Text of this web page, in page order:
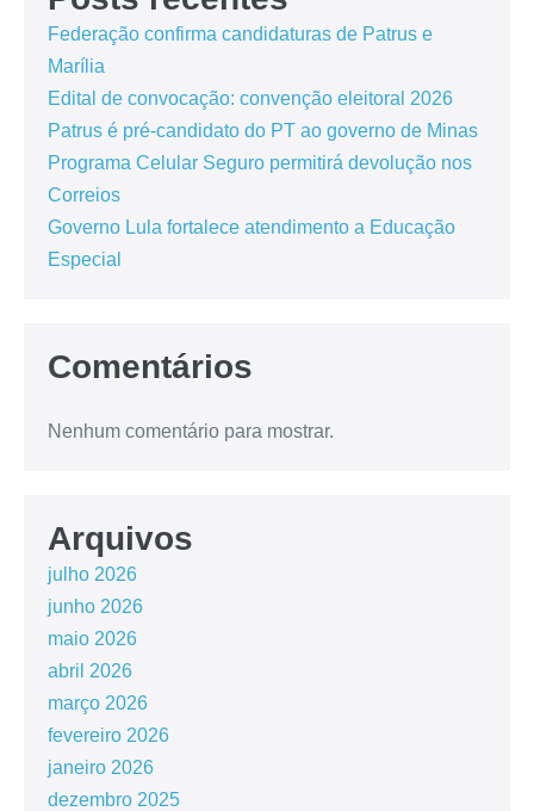
Federação confirma candidaturas de Patrus e
Marília
Edital de convocação: convenção eleitoral 2026
Patrus é pré-candidato do PT ao governo de Minas
Programa Celular Seguro permitirá devolução nos
Correios
Governo Lula fortalece atendimento a Educação
Especial
Comentários
Nenhum comentário para mostrar.
Arquivos
julho 2026
junho 2026
maio 2026
abril 2026
março 2026
fevereiro 2026
janeiro 2026
dezembro 2025